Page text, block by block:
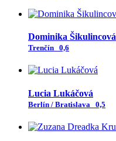
Dominika Šikulincová
Trenčín 0,6
Lucia Lukáčová
Berlín / Bratislava 0,5